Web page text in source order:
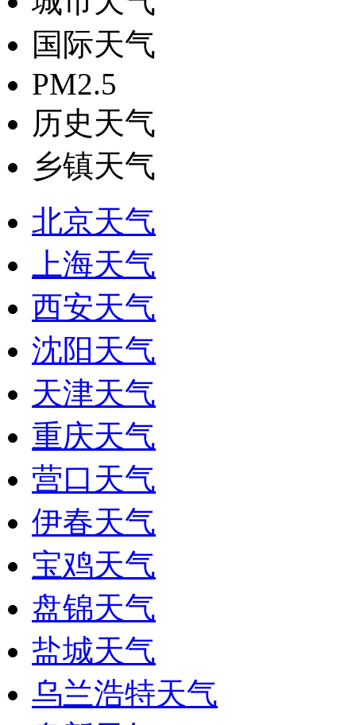
国际天气
PM2.5
历史天气
乡镇天气
北京天气
上海天气
西安天气
沈阳天气
天津天气
重庆天气
营口天气
伊春天气
宝鸡天气
盘锦天气
盐城天气
乌兰浩特天气